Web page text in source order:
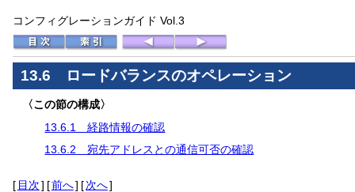
コンフィグレーションガイド Vol.3
13.6 ロードバランスのオペレーション
〈この節の構成〉
13.6.1 経路情報の確認
13.6.2 宛先アドレスとの通信可否の確認
[ 目次] [前へ] [次へ]